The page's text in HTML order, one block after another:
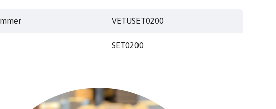
VETUSET0200
SET0200